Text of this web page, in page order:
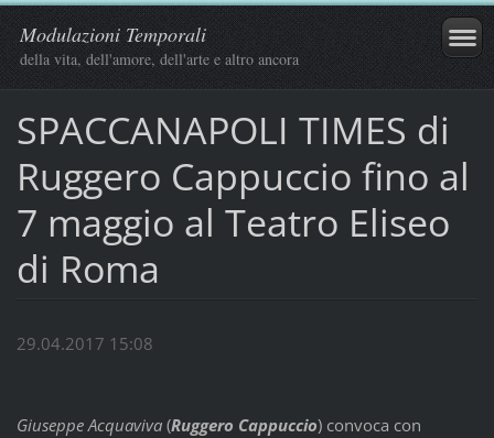
Modulazioni Temporali
della vita, dell'amore, dell'arte e altro ancora
SPACCANAPOLI TIMES di
Ruggero Cappuccio fino al
7 maggio al Teatro Eliseo
di Roma
29.04.2017 15:08
Giuseppe Acquaviva(Ruggero Cappuccio) convoca con